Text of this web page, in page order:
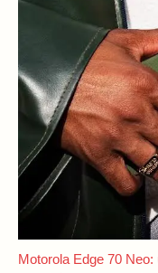
Motorola Edge 70